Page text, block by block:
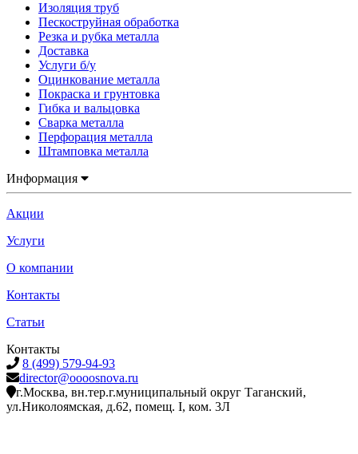
Изоляция труб
Пескоструйная обработка
Резка и рубка металла
Доставка
Услуги б/у
Оцинкование металла
Покраска и грунтовка
Гибка и вальцовка
Сварка металла
Перфорация металла
Штамповка металла
Информация
Акции
Услуги
О компании
Контакты
Статьи
Контакты
8 (499) 579-94-93
director@oooosnova.ru
г.Москва, вн.тер.г.муниципальный округ Таганский,
ул.Николоямская, д.62, помещ. I, ком. 3Л